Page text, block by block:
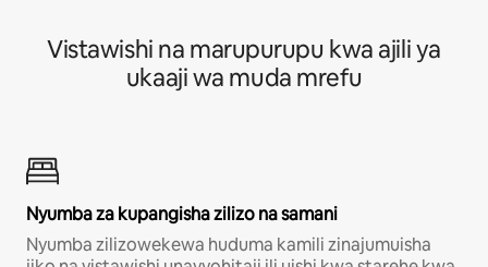
Vistawishi na marupurupu kwa ajili ya
ukaaji wa muda mrefu
Nyumba za kupangisha zilizo na samani
Nyumba zilizowekewa huduma kamili zinajumuisha